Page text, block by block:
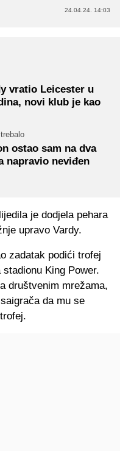
24.04.24. 14:03
vratio Leicester u
novi klub je kao
ostao sam na dva
napravio neviđen
je dodjela pehara
upravo Vardy.
zadatak podići trofej
King Power.
društvenim mrežama,
da mu se